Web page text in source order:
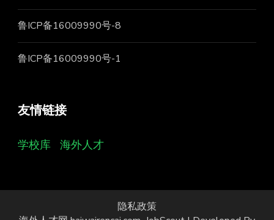
鲁ICP备16009990号-8
鲁ICP备16009990号-1
友情链接
学校库 海外人才
隐私政策